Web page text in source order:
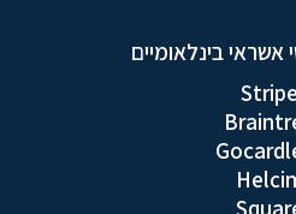
אשראי בינלאומיים
Stripe